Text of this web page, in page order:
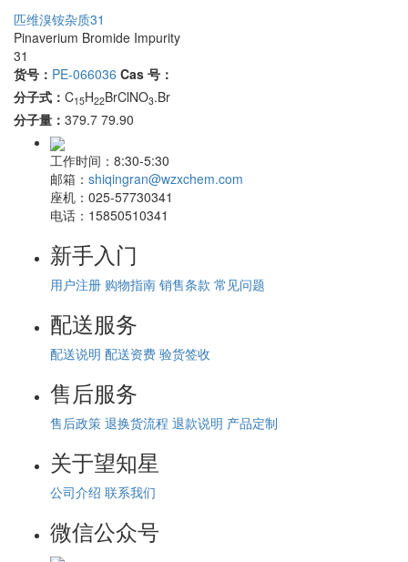
匹维溴铵杂质31
Pinaverium Bromide Impurity
31
货号： PE-066036 Cas 号：
分子式： C15H22BrClNO3.Br
分子量： 379.7 79.90
工作时间： 8:30-5:30
邮箱： shiqingran@wzxchem.com
座机： 025-57730341
电话： 15850510341
新手入门
用户注册 购物指南 销售条款 常见问题
配送服务
配送说明 配送资费 验货签收
售后服务
售后政策 退换货流程 退款说明 产品定制
关于望知星
公司介绍 联系我们
微信公众号